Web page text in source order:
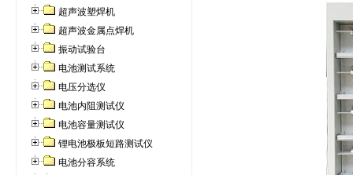
超声波塑焊机
超声波金属点焊机
振动试验台
电池测试系统
电压分选仪
电池内阻测试仪
电池容量测试仪
锂电池极板短路测试仪
电池分容系统